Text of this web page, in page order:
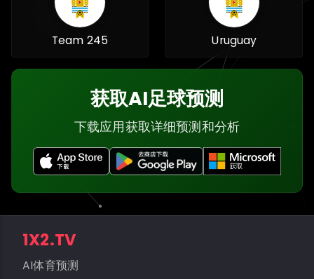
Team 245 Uruguay
获取AI足球预测
下载应用获取详细预测和分析
1X2.TV
AI体育预测